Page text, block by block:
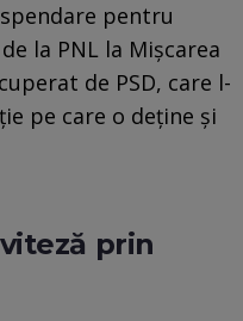
pentru
la PNL la Mișcarea
de PSD, care l-
pe care o deține și
prin